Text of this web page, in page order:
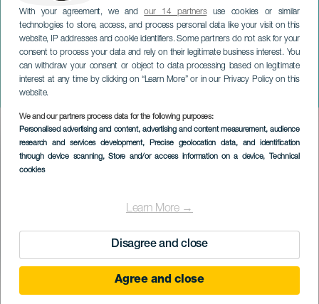
With your agreement, we andour 14 partnersuse cookies or similar
technologies to store, access, and process personal data like your visit on this
website, IP addresses and cookie identifiers. Some partners do not ask for your
consent to process your data and rely on their legitimate business interest. You
can withdraw your consent or object to data processing based on legitimate
interest at any time by clicking on “Learn More” or in our Privacy Policy on this
website.
We and our partners process data for the following purposes:
Personalised advertising and content, advertising and content measurement, audience
research and services development, Precise geolocation data, and identification
through device scanning, Store and/or access information on a device, Technical
cookies
Learn More →
Disagree and close
Agree and close
Saúl Romero - Jaque Mate
GRÃ-CANÁRIA
Imagen
Listado